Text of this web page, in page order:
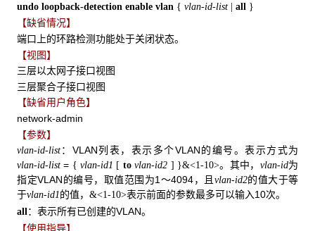
undo loopback-detection enable vlan { vlan-id-list | all }
【缺省情况】
端口上的环路检测功能处于关闭状态。
【视图】
三层以太网子接口视图
三层聚合子接口视图
【缺省用户角色】
network-admin
【参数】
vlan-id-list ：VLAN列表，表示多个VLAN的编号。表示方式为
vlan-id-list = { vlan-id1 [ to vlan-id2 ] }&<1-10>。其中， vlan-id为
指定VLAN的编号，取值范围为1～4094，且 vlan-id2的值大于等
于vlan-id1的值， &<1-10>表示前面的参数最多可以输入10次。
all：表示所有已创建的VLAN。
【使用指导】